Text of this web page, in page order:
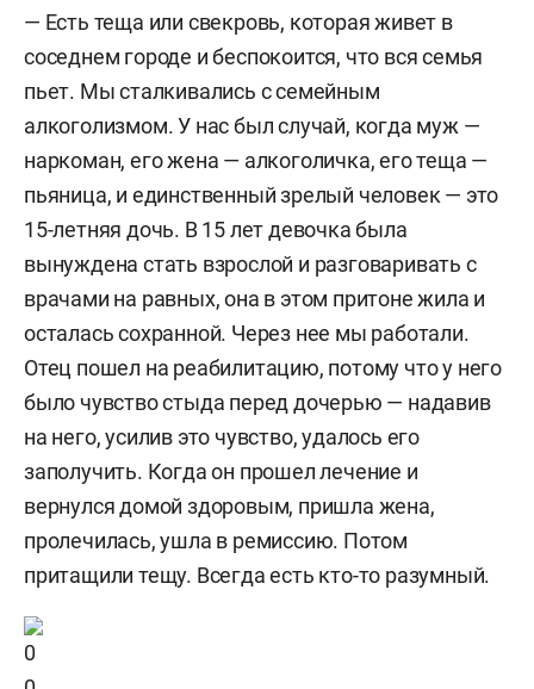
— Есть теща или свекровь, которая живет в
соседнем городе и беспокоится, что вся семья
пьет. Мы сталкивались с семейным
алкоголизмом. У нас был случай, когда муж —
наркоман, его жена — алкоголичка, его теща —
пьяница, и единственный зрелый человек — это
15-летняя дочь. В 15 лет девочка была
вынуждена стать взрослой и разговаривать с
врачами на равных, она в этом притоне жила и
осталась сохранной. Через нее мы работали.
Отец пошел на реабилитацию, потому что у него
было чувство стыда перед дочерью — надавив
на него, усилив это чувство, удалось его
заполучить. Когда он прошел лечение и
вернулся домой здоровым, пришла жена,
пролечилась, ушла в ремиссию. Потом
притащили тещу. Всегда есть кто-то разумный.